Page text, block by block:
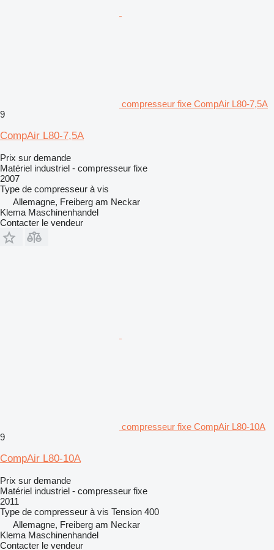
compresseur fixe CompAir L80-7,5A
9
CompAir L80-7,5A
Prix sur demande
Matériel industriel - compresseur fixe
2007
Type de compresseur à vis
Allemagne, Freiberg am Neckar
Klema Maschinenhandel
Contacter le vendeur
compresseur fixe CompAir L80-10A
9
CompAir L80-10A
Prix sur demande
Matériel industriel - compresseur fixe
2011
Type de compresseur à vis Tension 400
Allemagne, Freiberg am Neckar
Klema Maschinenhandel
Contacter le vendeur